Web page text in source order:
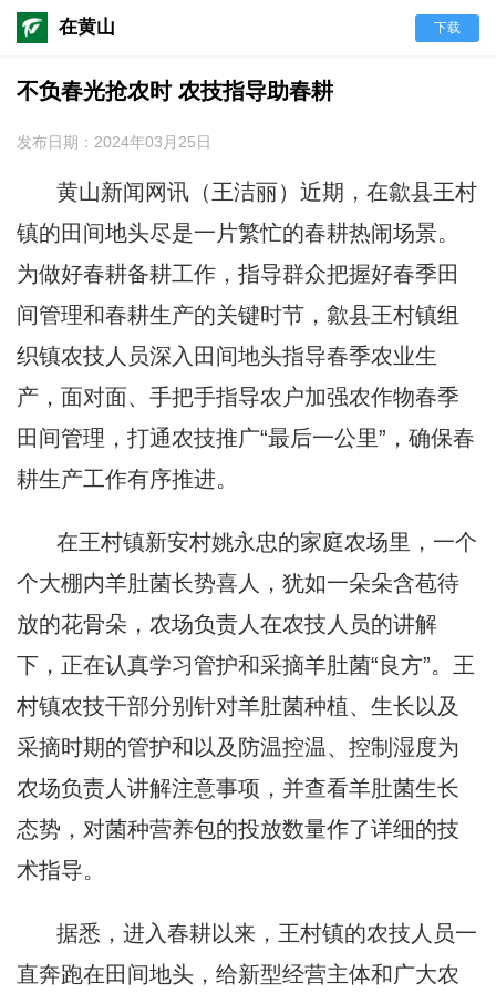
在黄山 下载
不负春光抢农时 农技指导助春耕
发布日期：2024年03月25日
黄山新闻网讯（王洁丽）近期， 在歙县王村
镇的田间地头尽是一片繁忙的春耕热闹场景。
为做好春耕备耕工作，指导群众把握好春季田
间管理和春耕生产的关键时节，歙县王村镇组
织镇农技人员深入田间地头指导春季农业生
产，面对面、手把手指导农户加强农作物春季
田间管理，打通农技推广“最后一公里”，确保春
耕生产工作有序推进。
在王村镇新安村姚永忠的家庭农场里，一个
个大棚内羊肚菌长势喜人，犹如一朵朵含苞待
放的花骨朵，农场负责人在农技人员的讲解
下，正在认真学习管护和采摘羊肚菌“良方”。王
村镇农技干部分别针对羊肚菌种植、生长以及
采摘时期的管护和以及防温控温、控制湿度为
农场负责人讲解注意事项，并查看羊肚菌生长
态势，对菌种营养包的投放数量作了详细的技
术指导。
据悉，进入春耕以来，王村镇的农技人员一
直奔跑在田间地头，给新型经营主体和广大农